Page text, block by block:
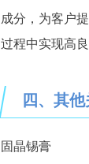
成分，为客户
过程中实现高良
四、其
固晶锡膏